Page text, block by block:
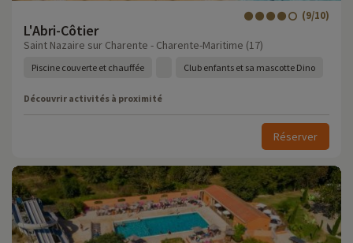
L'Abri-Côtier
(9/10)
Saint Nazaire sur Charente - Charente-Maritime (17)
Piscine couverte et chauffée Club enfants et sa mascotte Dino
Découvrir activités à proximité
Réserver